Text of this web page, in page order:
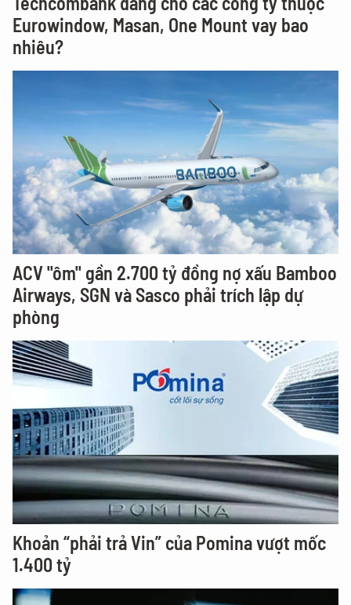
Eurowindow, Masan, One Mount vay bao
nhiêu?
ACV "ôm" gần 2.700 tỷ đồng nợ xấu Bamboo
Airways, SGN và Sasco phải trích lập dự
phòng
Khoản “phải trả Vin” của Pomina vượt mốc
1.400 tỷ